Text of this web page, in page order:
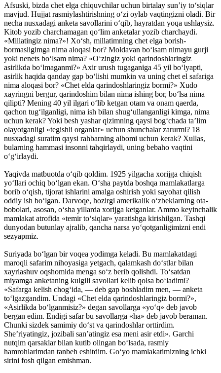
Afsuski, bizda chet elga chiquvchilar uchun birtalay sun’iy to‘siqlar
mavjud. Hujjat rasmiylashtirishning o‘zi oylab vaqtingizni oladi. Bir
necha nusxadagi anketa savollarini o‘qib, hayratdan yoqa ushlaysiz.
Kitob yozib charchamagan qo‘lim anketalar yozib charchaydi.
«Millatingiz nima?»! Xo‘sh, millatimning chet elga borish-
bormasligimga nima aloqasi bor? Moldavan bo‘lsam nimayu gurji
yoki nenets bo‘lsam nima? «O‘zingiz yoki qarindoshlaringiz
asirlikda bo‘lmaganmi?» Axir urush tugaganiga 45 yil bo‘lyapti,
asirlik haqida qanday gap bo‘lishi mumkin va uning chet el safariga
nima aloqasi bor? «Chet elda qarindoshlaringiz bormi?» Xudo
xayringni bergur, qarindoshim bilan nima ishing bor, bo‘lsa nima
qilipti? Mening 40 yil ilgari o‘lib ketgan otam va onam qaerda,
qachon tug‘ilganligi, nima ish bilan shug‘ullanganligi kimga, nima
uchun kerak? Yoki besh yashar qizimning qaysi bog‘chada ta’lim
olayotganligi «tegishli organlar» uchun shunchalar zarurmi? 18
nusxadagi suratim qaysi rahbarning albomi uchun kerak? Xullas,
bularning hammasi insonni tahqirlaydi, uning bebaho vaqtini
o‘g‘irlaydi.
Yaqivda matbuotda o‘qib qoldim. 1925 yilgacha xorijga chiqish
yo‘llari ochiq bo‘lgan ekan. O‘sha paytda boshqa mamlakatlarga
borib o‘qish, tijorat ishlarini amalga oshirish yoki sayohat qilish
oddiy ish bo‘lgan. Darvoqe, hozirgi amerikalik o‘zbeklarning ota-
bobolari, asosan, o‘sha yillarda xorijga ketganlar. Ammo keyinchalik
mamlakat atrofida «temir to‘siqlar» yaratishga kirishilgan. Tashqi
dunyodan butunlay ajralib, qancha narsa yo‘qotganligimizni endi
sezyapmiz.
Suriyada bo‘lgan bir voqea yodimga keladi. Bu mamlakatdagi
maroqli safarim nihoyasiga yetgach, qalamkash do‘stlar bilan
xayrlashuv oqshomida menga so‘z berib qolishdi. To‘satdan
miyamga anketaning kulgili savollari kelib qolsa bo‘ladimi?
«Safarga kelish chog‘ida, — deb gap boshladim men, — anketa
to‘lgazgandim. Undagi «Chet elda qarindoshlaringiz bormi?»,
«Asirlikda bo‘lganmisiz?» degan savollarga «yo‘q» deb javob
bergan edim. Endigi safar bu savollarga «ha» deb javob beraman.
Chunki sizdek samimiy do‘st va qarindoshlar orttirdim.
She’riyatingiz, jozibali san’atingiz esa meni asir etdi». Garchi
nutqim qarsaklar bilan kutib olingan bo‘lsada, rasmiy
hamrohlarimdan tanbeh eshitdim. Go‘yo mamlakatimizning ichki
sirini fosh qilgan emishman.